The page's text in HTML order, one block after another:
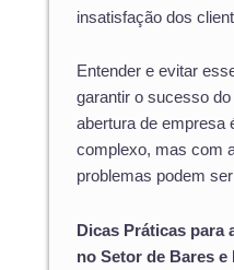
insatisfação dos
Entender e evitar
garantir o sucesso
abertura de empresa
complexo, mas com
problemas podem
Dicas Práticas para
no Setor de Bares e